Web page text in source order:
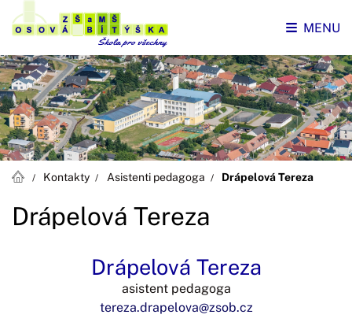
MENU
Kontakty Asistenti pedagoga Drápelová Tereza
Drápelová Tereza
Drápelová Tereza
asistent pedagoga
tereza.drapelova@zsob.cz